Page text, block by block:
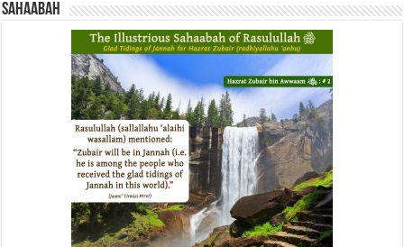
Sahaabah